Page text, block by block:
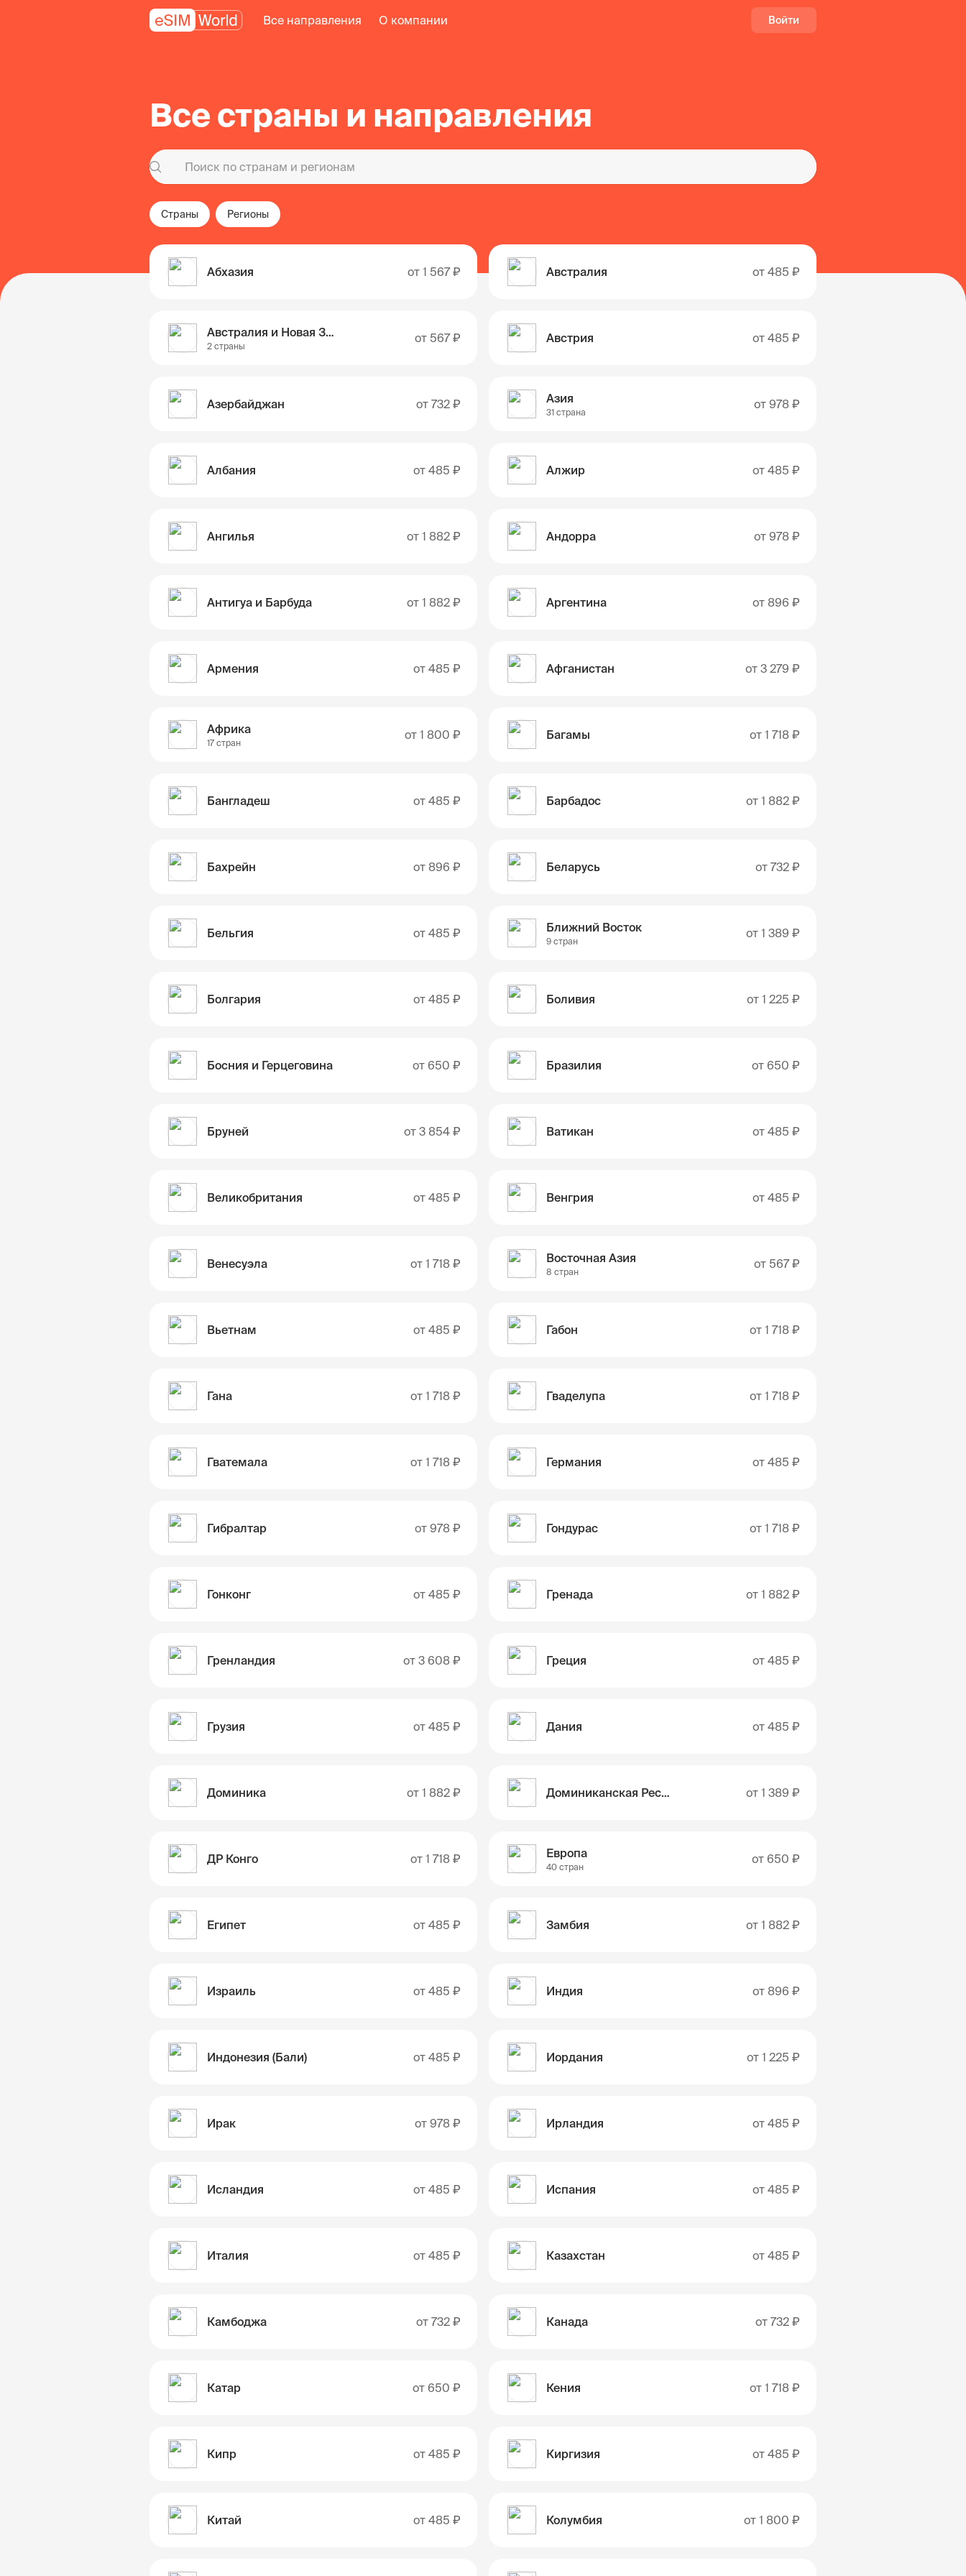
Все направления О компании Войти
Все страны и направления
Страны Регионы
Абхазия от 1 567 ₽ Австралия от 485 ₽
Австралия и Новая Зеландия
2 страны
от 567 ₽ Австрия от 485 ₽
Азербайджан от 732 ₽ Азия
31 страна
от 978 ₽
Албания от 485 ₽ Алжир от 485 ₽
Ангилья от 1 882 ₽ Андорра от 978 ₽
Антигуа и Барбуда от 1 882 ₽ Аргентина от 896 ₽
Армения от 485 ₽ Афганистан от 3 279 ₽
Африка
17 стран
от 1 800 ₽ Багамы от 1 718 ₽
Бангладеш от 485 ₽ Барбадос от 1 882 ₽
Бахрейн от 896 ₽ Беларусь от 732 ₽
Бельгия от 485 ₽ Ближний Восток
9 стран
от 1 389 ₽
Болгария от 485 ₽ Боливия от 1 225 ₽
Босния и Герцеговина от 650 ₽ Бразилия от 650 ₽
Бруней от 3 854 ₽ Ватикан от 485 ₽
Великобритания от 485 ₽ Венгрия от 485 ₽
Венесуэла от 1 718 ₽ Восточная Азия
8 стран
от 567 ₽
Вьетнам от 485 ₽ Габон от 1 718 ₽
Гана от 1 718 ₽ Гваделупа от 1 718 ₽
Гватемала от 1 718 ₽ Германия от 485 ₽
Гибралтар от 978 ₽ Гондурас от 1 718 ₽
Гонконг от 485 ₽ Гренада от 1 882 ₽
Гренландия от 3 608 ₽ Греция от 485 ₽
Грузия от 485 ₽ Дания от 485 ₽
Доминика от 1 882 ₽ Доминиканская Республика от 1 389 ₽
ДР Конго от 1 718 ₽ Европа
40 стран
от 650 ₽
Египет от 485 ₽ Замбия от 1 882 ₽
Израиль от 485 ₽ Индия от 896 ₽
Индонезия (Бали) от 485 ₽ Иордания от 1 225 ₽
Ирак от 978 ₽ Ирландия от 485 ₽
Исландия от 485 ₽ Испания от 485 ₽
Италия от 485 ₽ Казахстан от 485 ₽
Камбоджа от 732 ₽ Канада от 732 ₽
Катар от 650 ₽ Кения от 1 718 ₽
Кипр от 485 ₽ Киргизия от 485 ₽
Китай от 485 ₽ Колумбия от 1 800 ₽